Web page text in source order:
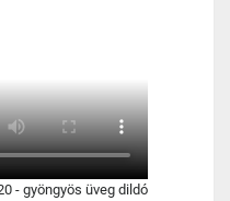
- gyöngyös üveg dildó